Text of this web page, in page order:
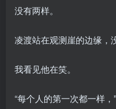
没有两样。
凌渡站在观测崖的边缘，
我看见他在笑。
“每个人的第一次都一样